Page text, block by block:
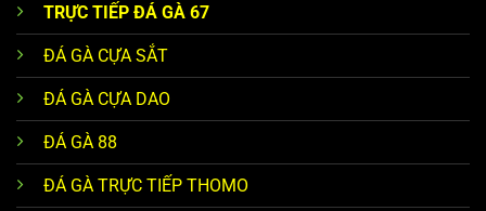
TRỰC TIẾP ĐÁ GÀ 67
ĐÁ GÀ CỰA SẮT
ĐÁ GÀ CỰA DAO
ĐÁ GÀ 88
ĐÁ GÀ TRỰC TIẾP THOMO